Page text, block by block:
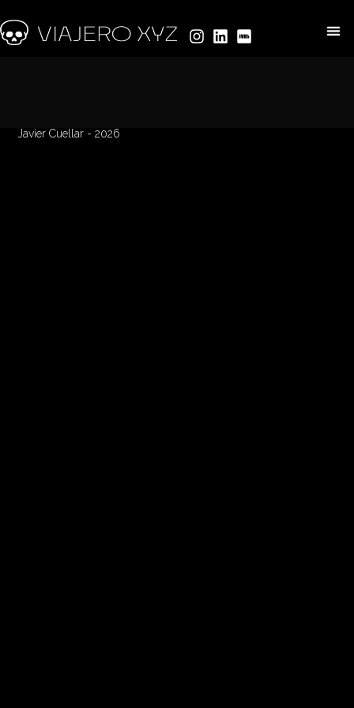
Courses
Javier Cuellar - 2026